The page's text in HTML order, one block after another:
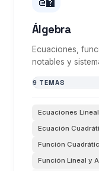
Álgebra
Ecuaciones,
notables y
9 TEMAS
Ecuaciones
Ecuación
Función
Función Lineal y